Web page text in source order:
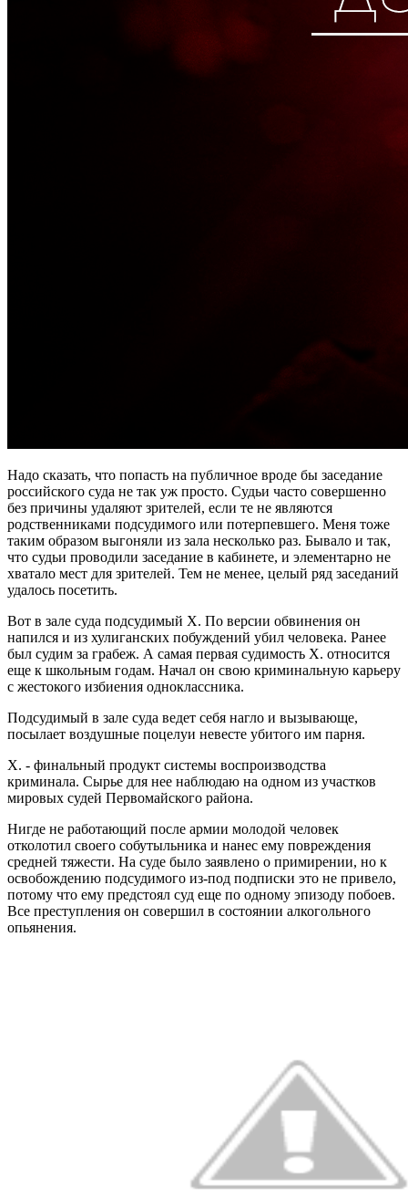
Надо сказать, что попасть на публичное вроде бы заседание
российского суда не так уж просто. Судьи часто совершенно
без причины удаляют зрителей, если те не являются
родственниками подсудимого или потерпевшего. Меня тоже
таким образом выгоняли из зала несколько раз. Бывало и так,
что судьи проводили заседание в кабинете, и элементарно не
хватало мест для зрителей. Тем не менее, целый ряд заседаний
удалось посетить.
Вот в зале суда подсудимый Х. По версии обвинения он
напился и из хулиганских побуждений убил человека. Ранее
был судим за грабеж. А самая первая судимость Х. относится
еще к школьным годам. Начал он свою криминальную карьеру
с жестокого избиения одноклассника.
Подсудимый в зале суда ведет себя нагло и вызывающе,
посылает воздушные поцелуи невесте убитого им парня.
Х. - финальный продукт системы воспроизводства
криминала. Сырье для нее наблюдаю на одном из участков
мировых судей Первомайского района.
Нигде не работающий после армии молодой человек
отколотил своего собутыльника и нанес ему повреждения
средней тяжести. На суде было заявлено о примирении, но к
освобождению подсудимого из-под подписки это не привело,
потому что ему предстоял суд еще по одному эпизоду побоев.
Все преступления он совершил в состоянии алкогольного
опьянения.